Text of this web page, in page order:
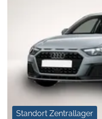
Standort Zentrallager